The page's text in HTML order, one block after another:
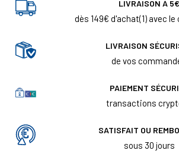
LIVRAISON À 5€
dès 149€ d'achat(1) avec le
LIVRAISON
de vos
PAIEMENT
transactions
SATISFAIT OU
sous 30 jours